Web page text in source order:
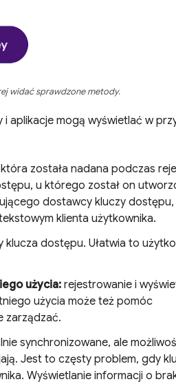
widać sprawdzone metody.
aplikacje mogą wyświetlać w
została nadana podczas
u którego został on
dostawcy kluczy dostępu,
klienta użytkownika.
dostępu. Ułatwia to
użycia: rejestrowanie i
użycia może też pomóc
zarządzać.
synchronizowane, ale
Jest to częsty problem, gdy
Wyświetlanie informacji o